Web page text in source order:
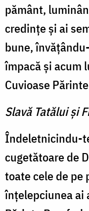
pământ,
credinţe şi ai
bune,
împacă şi acum
Cuvioase
Slavă Tatălui şi
Îndeletnicindu-
cugetătoare de
toate cele de pe
înţelepciunea ai